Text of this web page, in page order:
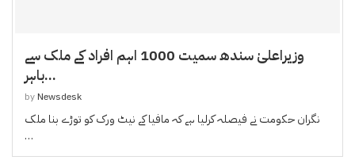
وزیراعلیٰ سندھ سمیت 1000 اہم افراد کے ملک سے
باہر...
by Newsdesk
نگران حکومت نے فیصلہ کرلیا ہے کہ مافیا کے نیٹ ورک کو توڑے بنا ملک
…